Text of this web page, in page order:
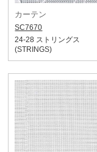
カーテン
SC7670
24-28 ストリングス
(STRINGS)